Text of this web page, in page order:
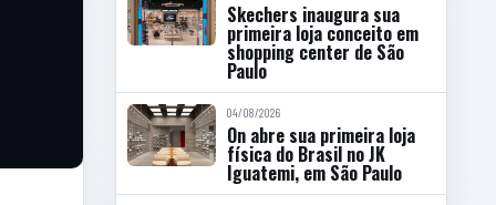
Skechers inaugura sua
primeira loja conceito em
shopping center de São
Paulo
04/08/2026
On abre sua primeira loja
física do Brasil no JK
Iguatemi, em São Paulo